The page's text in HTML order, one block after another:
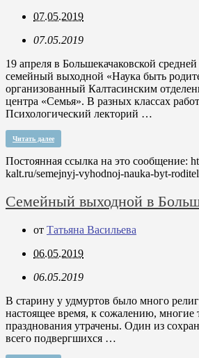
07.05.2019
07.05.2019
19 апреля в Большекачаковской
семейный выходной «Наука быть
организованный Калтасинским
центра «Семья». В разных классах
Психологический лекторий …
Читать далее
Постоянная ссылка на это сообщение:
kalt.ru/semejnyj-vyhodnoj-nauka-byt-
Семейный выходной в
от Татьяна Васильева
06.05.2019
06.05.2019
В старину у удмуртов было много
настоящее время, к сожалению, многие
празднования утрачены. Один из
всего подвергшихся …